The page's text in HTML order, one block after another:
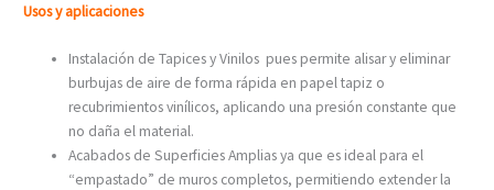
Usos y aplicaciones
Instalación de Tapices y Vinilos pues permite alisar y eliminar
burbujas de aire de forma rápida en papel tapiz o
recubrimientos vinílicos, aplicando una presión constante que
no daña el material.
Acabados de Superficies Amplias ya que es ideal para el
“empastado” de muros completos, permitiendo extender la